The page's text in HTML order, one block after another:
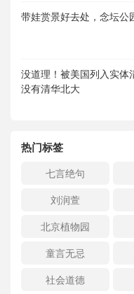
带娃赏景好去处，念坛公
没道理！被美国列入实体
没有清华北大
热门标签
七言绝句
刘润萱
北京植物园
童言无忌
社会道德